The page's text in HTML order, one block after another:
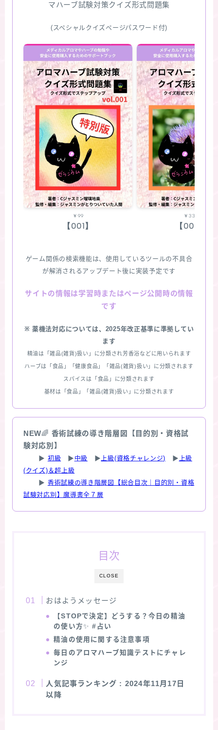
マハーブ試験対策クイズ形式問題集
(スペシャルクイズページパスワード付)
￥99
【001】
￥330
【002】
ゲーム関係の検索機能は、使用しているツールの不具合
が解消されるアップデート後に実装予定です
サイトの情報は学習時またはページ公開時の情報
です
※ 薬機法対応については、2025年改正基準に準拠してい
ます
精油は「雑品(雑貨)扱い」に分類され芳香浴などに用いられます
ハーブは「食品」「健康食品」「雑品(雑貨)扱い」に分類されます
スパイスは「食品」に分類されます
基材は「食品」「雑品(雑貨)扱い」に分類されます
NEW🌈 香術試練の導き階層図【目的別・資格試
験対応別】
▶ 初級 ▶ 中級 ▶ 上級(資格チャレンジ) ▶ 上級
(クイズ)＆超上級
▶ 香術試練の導き階層図【総合目次｜目的別・資格
試験対応別】魔導書全７層
CLOSE
目次
おはようメッセージ
【STOPで決定】どうする？今日の精油
の使い方✨ #占い
精油の使用に関する注意事項
毎日のアロマハーブ知識テストにチャレ
ンジ
人気記事ランキング : 2024年11月17日
以降